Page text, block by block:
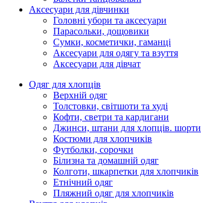
Аксесуари для дівчинки
Головні убори та аксесуари
Парасольки, дощовики
Сумки, косметички, гаманці
Аксесуари для одягу та взуття
Аксесуари для дівчат
Одяг для хлопців
Верхній одяг
Толстовки, світшоти та худі
Кофти, светри та кардигани
Джинси, штани для хлопців. шорти
Костюми для хлопчиків
Футболки, сорочки
Білизна та домашній одяг
Колготи, шкарпетки для хлопчиків
Етнічний одяг
Пляжний одяг для хлопчиків